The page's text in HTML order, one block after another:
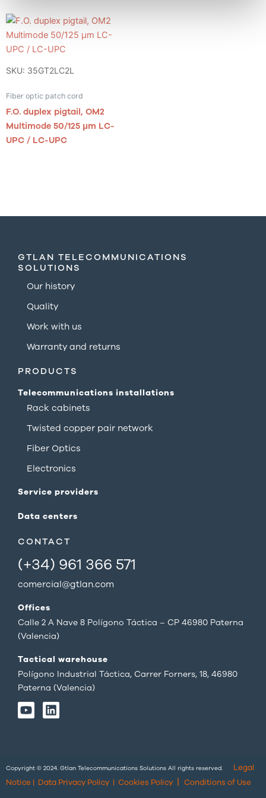
SKU: 35GT2LC2L
Fiber optic patch cord
F.O. duplex pigtail, OM2
Multimode 50/125 μm LC-
UPC / LC-UPC
GTLAN TELECOMMUNICATIONS
SOLUTIONS
Our history
Quality
Work with us
Warranty and returns
PRODUCTS
Telecommunications installations
Rack cabinets
Twisted copper pair network
Fiber Optics
Electronics
Service providers
Data centers
CONTACT
(+34) 961 366 571
comercial@gtlan.com
Offices
Calle 2 A Nave 8 Polígono Táctica – CP 46980 Paterna
(Valencia)
Tactical warehouse
Polígono Industrial Táctica, Carrer Forners, 18, 46980
Paterna (Valencia)
Y
o
e
L
i
i
n
Copyright © 2024. Gtlan Telecommunications Solutions All rights reserved. Legal
Notice | Data Privacy Policy | Cookies Policy | Conditions of Use